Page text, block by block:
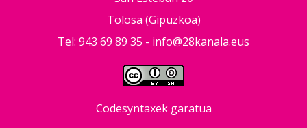
Tolosa (Gipuzkoa)
Tel: 943 69 89 35 - info@28kanala.eus
Codesyntaxek garatua